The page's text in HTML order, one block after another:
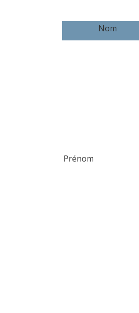
Nom
Prénom